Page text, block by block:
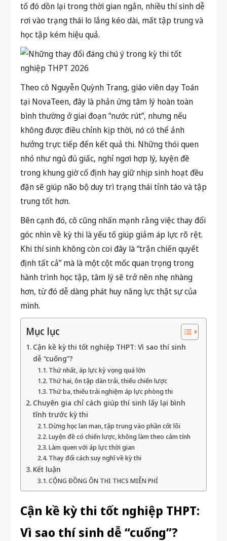
tố đó dồn lại trong thời gian ngắn, nhiều thí sinh dễ
rơi vào trạng thái lo lắng kéo dài, mất tập trung và
học tập kém hiệu quả.
Theo cô Nguyễn Quỳnh Trang, giáo viên dạy Toán
tại NovaTeen, đây là phản ứng tâm lý hoàn toàn
bình thường ở giai đoạn “nước rút”, nhưng nếu
không được điều chỉnh kịp thời, nó có thể ảnh
hưởng trực tiếp đến kết quả thi. Những thói quen
nhỏ như ngủ đủ giấc, nghỉ ngơi hợp lý, luyện đề
trong khung giờ cố định hay giữ nhịp sinh hoạt đều
đặn sẽ giúp não bộ duy trì trạng thái tỉnh táo và tập
trung tốt hơn.
Bên cạnh đó, cô cũng nhấn mạnh rằng việc thay đổi
góc nhìn về kỳ thi là yếu tố giúp giảm áp lực rõ rệt.
Khi thí sinh không còn coi đây là “trận chiến quyết
định tất cả” mà là một cột mốc quan trọng trong
hành trình học tập, tâm lý sẽ trở nên nhẹ nhàng
hơn, từ đó dễ dàng phát huy năng lực thật sự của
mình.
Mục lục
Cận kề kỳ thi tốt nghiệp THPT: Vì sao thí sinh
dễ “cuống”?
Thứ nhất, áp lực kỳ vọng quá lớn
Thứ hai, ôn tập dàn trải, thiếu chiến lược
Thứ ba, thiếu trải nghiệm áp lực phòng thi
Chuyên gia chỉ cách giúp thí sinh lấy lại bình
tĩnh trước kỳ thi
Dừng học lan man, tập trung vào phần cốt lõi
Luyện đề có chiến lược, không làm theo cảm tính
Làm quen với áp lực thời gian
Thay đổi cách suy nghĩ về kỳ thi
Kết luận
CỘNG ĐỒNG ÔN THI THCS MIỄN PHÍ
Cận kề kỳ thi tốt nghiệp THPT:
Vì sao thí sinh dễ “cuống”?